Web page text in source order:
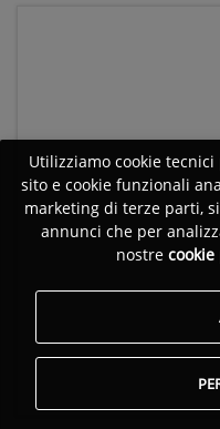
Utilizziamo cookie
sito e cookie funzionali
marketing di terze parti,
annunci che per
nostre cookie